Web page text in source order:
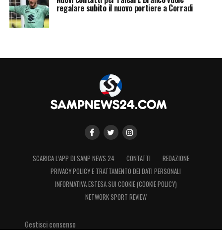
regalare subito il nuovo portiere a Corradi
SCARICA L’APP DI SAMP NEWS 24 CONTATTI
REDAZIONE
PRIVACY POLICY E TRATTAMENTO DEI DATI PERSONALI
INFORMATIVA ESTESA SUI COOKIE (COOKIE POLICY)
NETWORK SPORT REVIEW
Gestisci consenso